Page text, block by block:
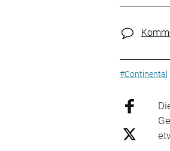
#Continental